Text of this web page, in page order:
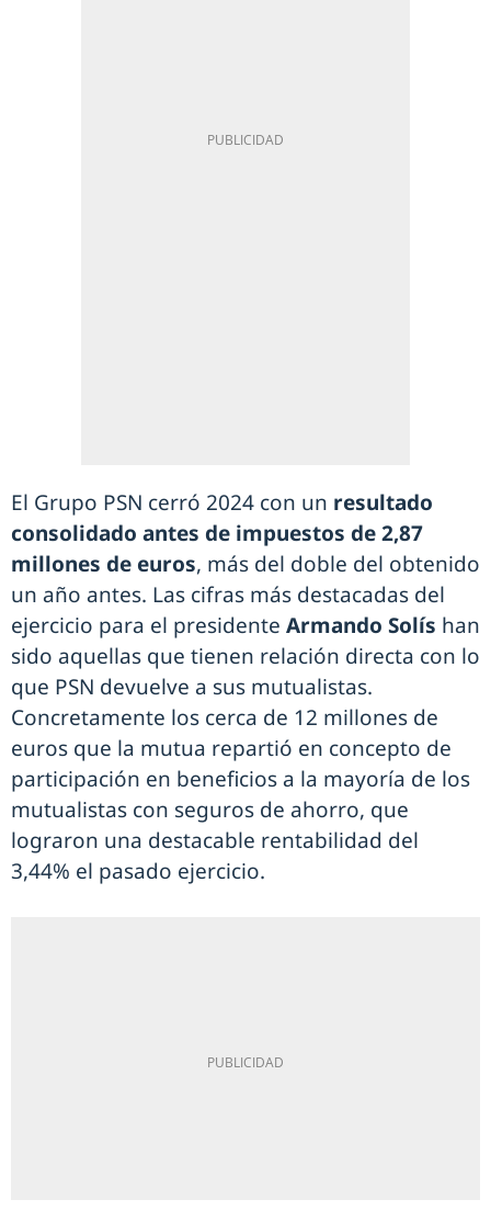
El Grupo PSN cerró 2024 con un resultado
consolidado antes de impuestos de 2,87
millones de euros, más del doble del obtenido
un año antes. Las cifras más destacadas del
ejercicio para el presidente Armando Solís han
sido aquellas que tienen relación directa con lo
que PSN devuelve a sus mutualistas.
Concretamente los cerca de 12 millones de
euros que la mutua repartió en concepto de
participación en beneficios a la mayoría de los
mutualistas con seguros de ahorro, que
lograron una destacable rentabilidad del
3,44% el pasado ejercicio.